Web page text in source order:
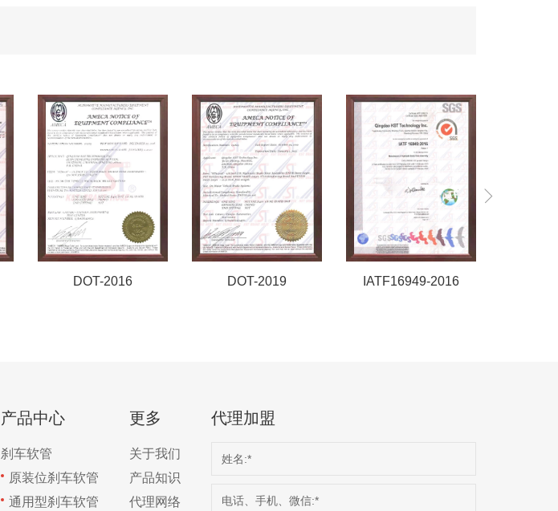
DOT-2019 IATF16949-2016 IATF16949-2016
产品中心
刹车软管
原装位刹车软管
通用型刹车软管
更多
关于我们
产品知识
代理网络
代理加盟